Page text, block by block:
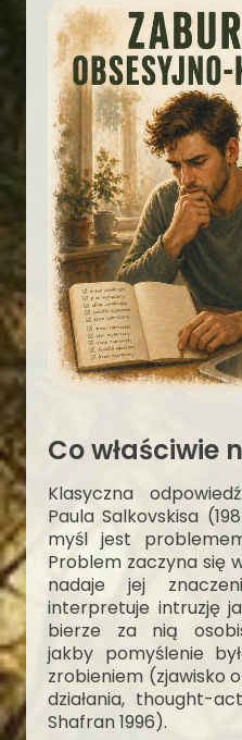
Co właściwie
Klasyczna
Paula Salkovskisa
myśl jest
Problem zaczyna się
nadaje jej
interpretuje intruzję
bierze za nią
jakby pomyślenie
zrobieniem (zjawisko
działania, thought-
Shafran 1996).